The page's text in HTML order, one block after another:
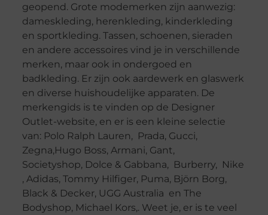
geopend. Grote modemerken zijn aanwezig:
dameskleding, herenkleding, kinderkleding
en sportkleding. Tassen, schoenen, sieraden
en andere accessoires vind je in verschillende
merken, maar ook in ondergoed en
badkleding. Er zijn ook aardewerk en glaswerk
en diverse huishoudelijke apparaten. De
merkengids is te vinden op de Designer
Outlet-website, en er is een kleine selectie
van: Polo Ralph Lauren, Prada, Gucci,
Zegna,Hugo Boss, Armani, Gant,
Societyshop, Dolce & Gabbana, Burberry, Nike
, Adidas, Tommy Hilfiger, Puma, Björn Borg,
Black & Decker, UGG Australia en The
Bodyshop, Michael Kors,. Weet je, er is te veel